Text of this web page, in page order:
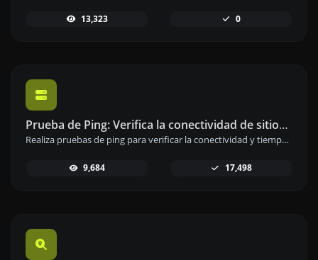
13,323 0
Prueba de Ping: Verifica la conectividad de sitios web y servidores
Realiza pruebas de ping para verificar la conectividad y tiempo de respuesta de sitios web, servidores o puertos.
9,684 17,498